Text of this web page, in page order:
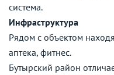
система.
Инфраструктура
Рядом с объектом
аптека, фитнес.
Бутырский район